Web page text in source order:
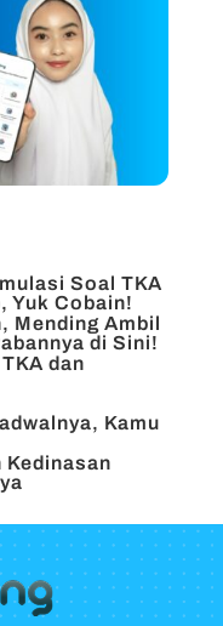
Soal TKA
Yuk Cobain!
Mending Ambil
di Sini!
dan
Kamu
Kedinasan